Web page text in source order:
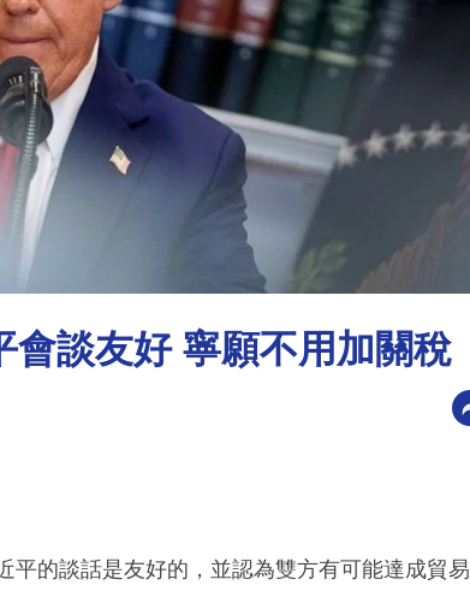
談友好 寧願不用加關稅
平的談話是友好的，並認為雙方有可能達成貿易